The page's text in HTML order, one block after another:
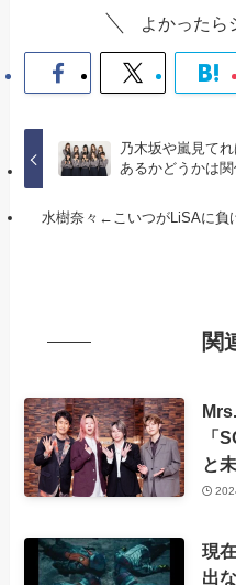
よかったら
乃木坂や嵐見て
あるかどうかは
水樹奈々←こいつがLiSAに負
関
「
と
現
出